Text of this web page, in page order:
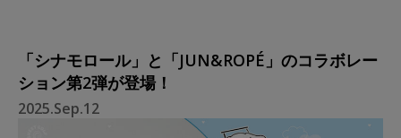
「シナモロール」と「JUN&ROPÉ」のコラボレー
ション第2弾が登場！
2025.Sep.12